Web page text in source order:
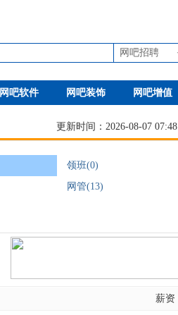
网吧招聘
网吧软件 网吧装饰 网吧增值
更新时间：2026-08-07 07:48
领班(0)
网管(13)
薪资